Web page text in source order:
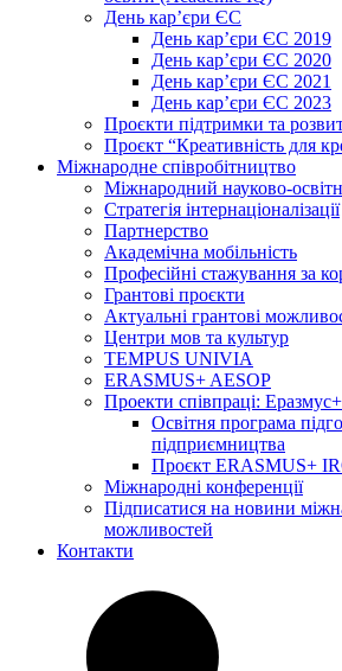
День кар’єри ЄС
День кар’єри ЄС 2019
День кар’єри ЄС 2020
День кар’єри ЄС 2021
День кар’єри ЄС 2023
Проєкти підтримки та
Проєкт “Креативність для
Міжнародне співробітництво
Міжнародний науково-
Стратегія інтернаціоналізації
Партнерство
Академічна мобільність
Професійні стажування за
Грантові проєкти
Актуальні грантові
Центри мов та культур
TEMPUS UNIVIA
ERASMUS+ AESOP
Проекти співпраці:
Освітня програма
підприємництва
Проєкт ERASMUS+
Міжнародні конференції
Підписатися на новини
можливостей
Контакти